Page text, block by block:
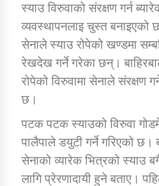
तातोपानी गाउँपालिकाको न्यायिक समिति सम्बन्धी
तातोपानी गाउँपालिका जुम्लाको महिला तथा
सम्बन्धी सूचना सन्देश
तातोपानी गाउँपालिका जुम्लाको महिनावारी
स्याउ विरुवाको संरक्षण गर्न
व्यवस्थापनलाइ चुस्त बनाइएको
सेनाले स्याउ रोपेको खण्डमा
रेखदेख गर्ने गरेका छन्।
रोपेको विरुवामा सेनाले संरक्षण
छ।
पटक पटक स्याउको विरुवा
पालैपाले डयुटी गर्ने गरिएको छ।
सेनाको व्यारेक भित्रको स्याउ
लागि प्रेरणादायी हुने बताए।